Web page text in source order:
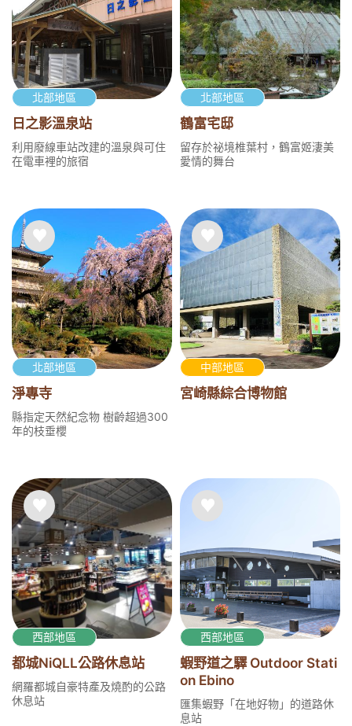
北部地區
日之影溫泉站
利用廢線車站改建的溫泉與可住
在電車裡的旅宿
北部地區
鶴富宅邸
留存於祕境椎葉村，鶴富姬淒美
愛情的舞台
北部地區
淨專寺
縣指定天然紀念物 樹齡超過300
年的枝垂櫻
中部地區
宮崎縣綜合博物館
西部地區
都城NiQLL公路休息站
網羅都城自豪特產及燒酌的公路
休息站
西部地區
蝦野道之驛 Outdoor Stati
on Ebino
匯集蝦野「在地好物」的道路休
息站